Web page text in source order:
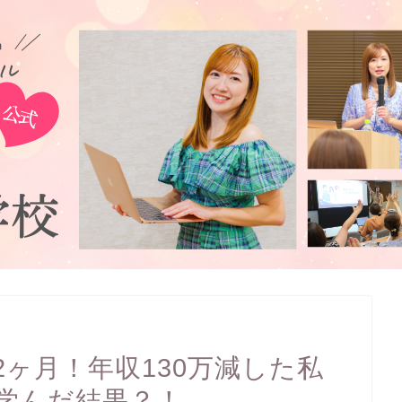
月！年収130万減した私